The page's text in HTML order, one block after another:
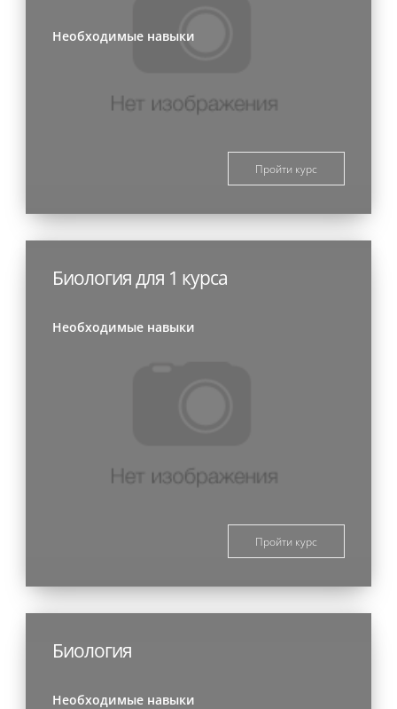
Необходимые навыки
Пройти курс
Биология для 1 курса
Необходимые навыки
Пройти курс
Биология
Необходимые навыки